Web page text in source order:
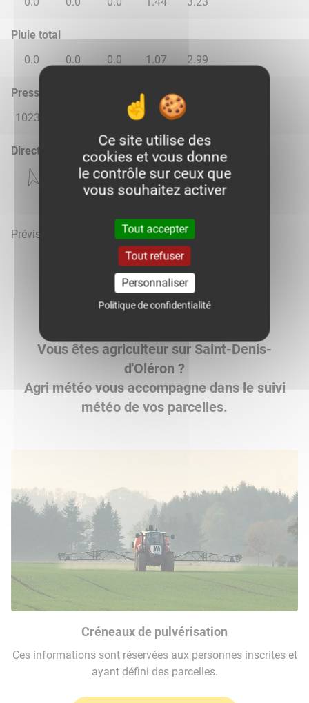
Pluie total
0.0
0.0 0.0 1.07 2.99
Pression atmosphérique (hPa)
1023.0
1013.0 1013.0 1017.0
Direction du vent
Prévisions météo mises à jour le 6 août 2026 à 09h
Voir la météo heure par heure
Vous êtes agriculteur sur Saint-Denis-
d'Oléron ?
Agri météo vous accompagne dans le suivi
météo de vos parcelles.
Créneaux de pulvérisation
Ces informations sont réservées aux personnes inscrites et
ayant défini des parcelles.
Ce site utilise des
cookies et vous donne
le contrôle sur ceux que
vous souhaitez activer
Tout accepter
Tout refuser
Personnaliser
Politique de confidentialité